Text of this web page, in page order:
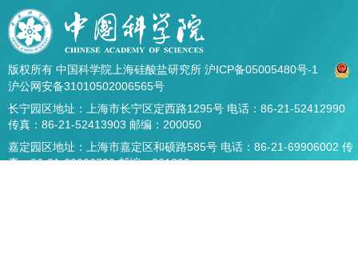
版权所有 中国科学院上海硅酸盐研究所 沪ICP备05005480号-1
沪公网安备31010502006565号
长宁园区地址：上海市长宁区定西路1295号 电话：86-21-52412990
传真：86-21-52413903 邮编：200050
嘉定园区地址：上海市嘉定区和硕路585号 电话：86-21-69906002 传
真：86-21-69906700 邮编：201899